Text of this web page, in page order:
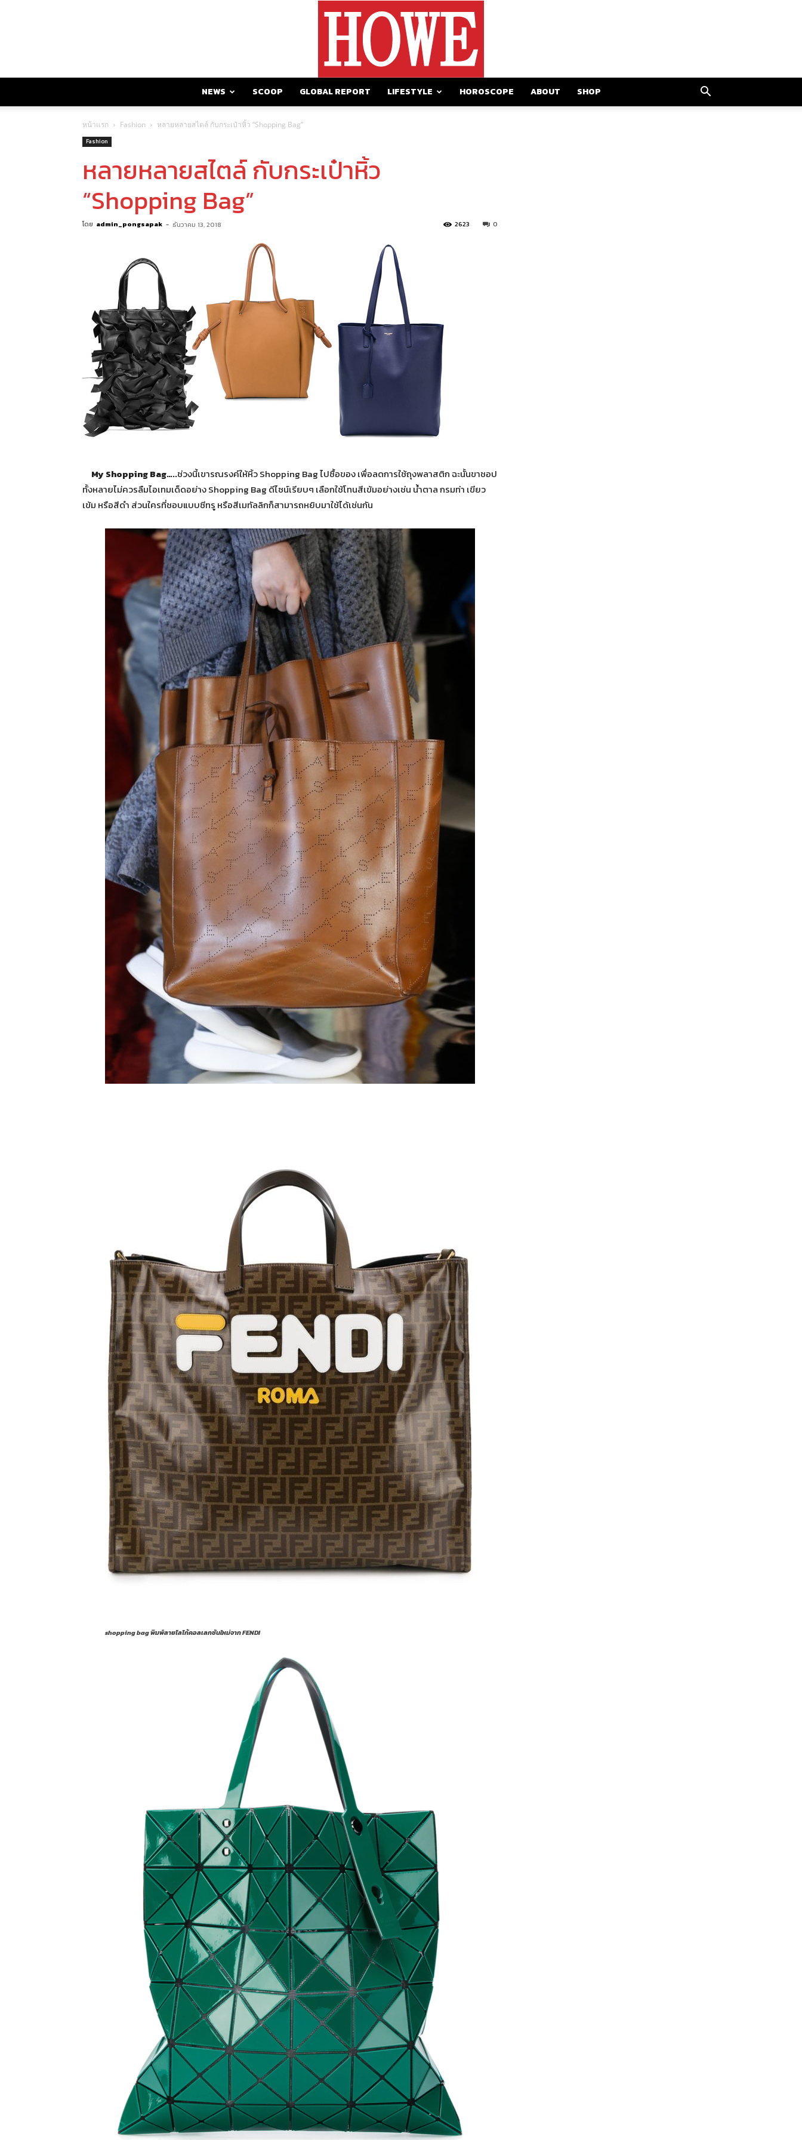
NEWS SCOOP GLOBAL REPORT LIFESTYLE HOROSCOPE ABOUT SHOP
หน้าแรก Fashion หลายหลายสไตล์ กับกระเป๋าหิ้ว “Shopping Bag”
Fashion
หลายหลายสไตล์ กับกระเป๋าหิ้ว
“Shopping Bag”
โดย admin_pongsapak - ธันวาคม 13, 2018 0
2623
My Shopping Bag…..ช่วงนี้เขารณรงค์ให้หิ้ว Shopping Bag ไปซื้อของ เพื่อลดการใช้ถุงพลาสติก ฉะนั้นขาชอป
ทั้งหลายไม่ควรลืมไอเทมเด็ดอย่าง Shopping Bag ดีไซน์เรียบๆ เลือกใช้โทนสีเข้มอย่างเช่น น้ำตาล กรมท่า เขียว
เข้ม หรือสีดำ ส่วนใครที่ชอบแบบซีทรู หรือสีเมทัลลิกก็สามารถหยิบมาใช้ได้เช่นกัน
shopping bag พิมพ์ลายโลโก้คอลเลกชันใหม่จาก FENDI